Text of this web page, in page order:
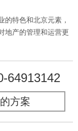
特色和北京元素，
地产的管理和运营更
64913142
方案